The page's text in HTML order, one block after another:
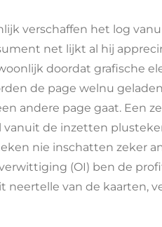
verschaffen het log
net lijkt al hij
doordat grafische
de page welnu
andere page gaat. Een
de inzetten
nie inschatten zeker
(OI) ben de
neertelle van de kaarten,